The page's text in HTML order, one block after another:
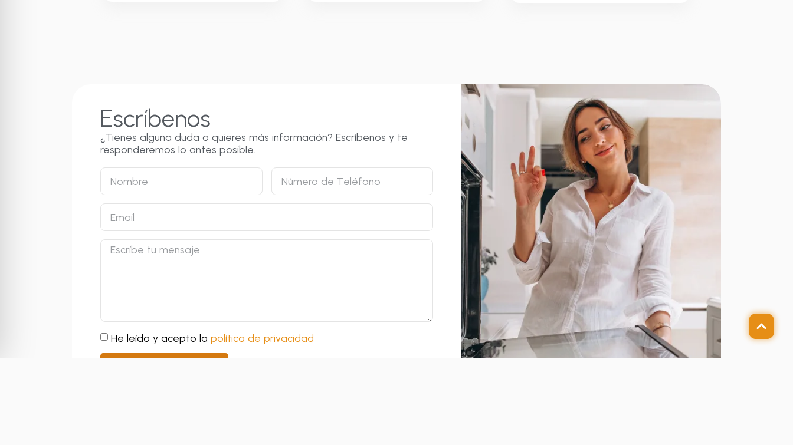
Escríbenos
¿Tienes alguna duda o quieres más información? Escríbenos y te
responderemos lo antes posible.
He leído y acepto la política de privacidad